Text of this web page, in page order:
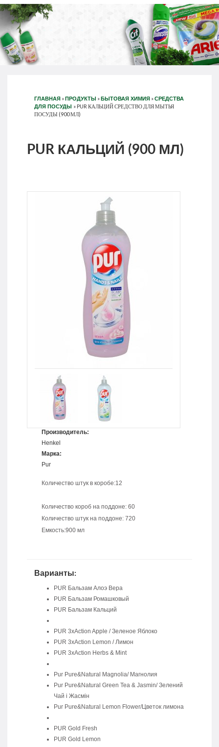
ГЛАВНАЯ » ПРОДУКТЫ » БЫТОВАЯ ХИМИЯ »СРЕДСТВА
ДЛЯ ПОСУДЫ » PUR КАЛЬЦИЙ СРЕДСТВО ДЛЯ МЫТЬЯ
ПОСУДЫ (900 МЛ)
PUR КАЛЬЦИЙ (900 МЛ)
Производитель:
Henkel
Марка:
Pur
Количество штук в коробе:12
Количество короб на поддоне: 60
Количество штук на поддоне: 720
Емкость:900 мл
Варианты:
PUR Бальзам Алоэ Вера
PUR Бальзам Ромашковый
PUR Бальзам Кальций
PUR 3xAction Apple / Зеленое Яблоко
PUR 3xAction Lemon / Лимон
PUR 3xAction Herbs & Mint
Pur Pure&Natural Magnolia/ Mагнолия
Pur Pure&Natural Green Tea & Jasmin/ Зелений
Чай і Жасмін
Pur Pure&Natural Lemon Flower/Цветок лимона
PUR Gold Fresh
PUR Gold Lemon